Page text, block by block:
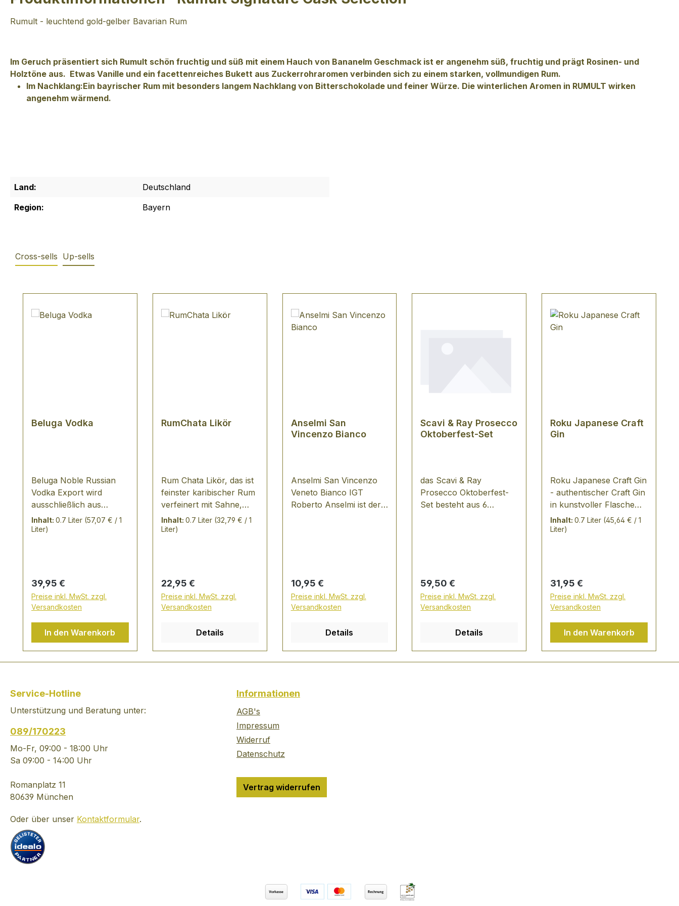
Rumult - leuchtend gold-gelber Bavarian Rum
Im Geruch präsentiert sich Rumult schön fruchtig und süß mit einem Hauch von BananeIm Geschmack ist er angenehm süß, fruchtig und prägt Rosinen- und
Holztöne aus. Etwas Vanille und ein facettenreiches Bukett aus Zuckerrohraromen verbinden sich zu einem starken, vollmundigen Rum.
Im Nachklang:Ein bayrischer Rum mit besonders langem Nachklang von Bitterschokolade und feiner Würze. Die winterlichen Aromen in RUMULT wirken
angenehm wärmend.
Land:
Deutschland
Region:
Bayern
Cross-sells Up-sells
Beluga Vodka
Beluga Noble Russian
Vodka Export wird
ausschließlich aus
bestem Malzspiritus und
dem kristallreinen
aus den ausschließlich
natürlichen Zutaten
ergibt einen reinen und
milden Wodka mit
Geschmack. Die
hochwertigen Zutaten
erleben eine dreifache
Honig- und
Haferextrakte
Bevor der Wodka
abgefüllt wird erfolgt
eine 30tägige
Harmonisierung der
komplexen Rezeptur
sorgfältigster Handarbeit
entsteht ein Wodka der
Extraklasse.
Inhalt: 0.7 Liter (57,07 € / 1
Liter)
Regulärer Preis:
39,95 €
Preise inkl. MwSt. zzgl.
Versandkosten
In den Warenkorb
RumChata Likör
Rum Chata Likör, das ist
feinster karibischer Rum
verfeinert mit Sahne,
Vanille und
Zimtgeschmack
(Horchata) cremiger
Likör mit Sahne aus
Winsconsin fünffach
destillierter Rum aus der
erlesenen Gewürzen wie
Vanille und Zimt mehr
dazu unter
Inhalt: 0.7 Liter (32,79 € / 1
Liter)
Regulärer Preis:
22,95 €
Preise inkl. MwSt. zzgl.
Versandkosten
Details
Anselmi San
Vincenzo Bianco
Anselmi San Vincenzo
Veneto Bianco IGT
Roberto Anselmi ist der
Markt zu bringen.
Rebsorten: 80%
Garganega, 15%
Chardonnay und 5%
Edelstahl-Tank Der San
Vincenzo (ein
Phantasiename) erinnert
exotische Früchte und
Regulärer Preis:
10,95 €
Preise inkl. MwSt. zzgl.
Versandkosten
Details
Scavi & Ray Prosecco
Oktoberfest-Set
das Scavi & Ray
Prosecco Oktoberfest-
Set besteht aus 6
Regulärer Preis:
59,50 €
Preise inkl. MwSt. zzgl.
Versandkosten
Details
Roku Japanese Craft
Gin
Roku Japanese Craft Gin
- authentischer Craft Gin
in kunstvoller Flasche
TASTING NOTES: in
Japa destilliert und
Japan, die in
Deutschland erhältlich
sind im Aroma Duft von
Kirschblüten und
Anklängen von blumig-
süßen Noten im
Geschmack komplex
Inhalt:0.7 Liter (45,64 € / 1
Liter)
Regulärer Preis:
31,95 €
Preise inkl. MwSt. zzgl.
Versandkosten
In den Warenkorb
Service-Hotline
Unterstützung und Beratung unter:
089/170223
Mo-Fr, 09:00 - 18:00 Uhr
Sa 09:00 - 14:00 Uhr
Romanplatz 11
80639 München
Oder über unser Kontaktformular.
Informationen
AGB's
Impressum
Widerruf
Datenschutz
Vertrag widerrufen